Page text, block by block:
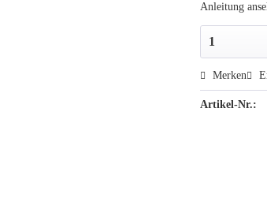
Anleitung
Merken
Artikel-Nr.: